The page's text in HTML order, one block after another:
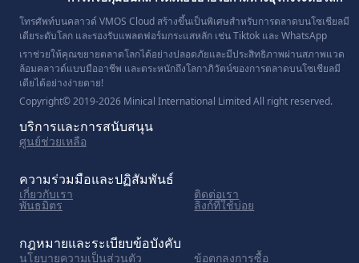
โทรศัพท์บนคลาวด์ VMOS Cloud สร้างขึ้นเป็นพิเศษสำหรับการตลาดบนโซเชียลมี
เดียระดับโลก และรองรับแพลตฟอร์มกระแสหลัก เช่น Tiktok และ WhatsApp
เราช่วยให้คุณขยายตลาดโลกได้อย่างปลอดภัยและมีประสิทธิภาพผ่านสภาพแวด
ล้อมคลาวด์แบบมืออาชีพ และตระหนักถึงโลกาภิวัตน์ของการตลาดบนโซเชียลมี
เดียได้อย่างง่ายดาย!
Copyright© 2019-2026 Minical International Limited All right reserved.
บริการและการสนับสนุน
ศูนย์ช่วยเหลือ
ความร่วมมือและปฏิสัมพันธ์
เกี่ยวกับเรา ติดต่อเรา
พันธมิตร ลิงก์ที่ใช้บ่อย
กฎหมายและระเบียบข้อบังคับ
นโยบายความเป็นส่วนตัว ข้อตกลงการซื้อ